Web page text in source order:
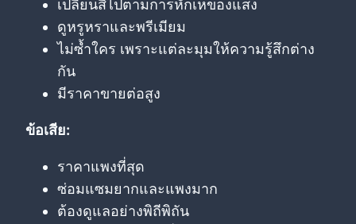
เปลี่ยนสีไปตามการหักเหของแสง
ดูหรูหราและพรีเมียม
ไม่ซ้ำใคร เพราะแต่ละมุมให้ความรู้สึกต่าง
กัน
มีราคาขายต่อสูง
ข้อเสีย:
ราคาแพงที่สุด
ซ่อมแซมยากและแพงมาก
ต้องดูแลอย่างพิถีพิถัน